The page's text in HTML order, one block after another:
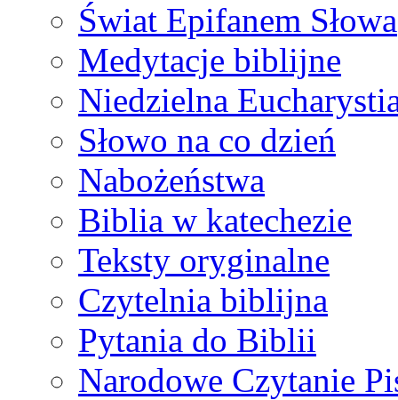
Świat Epifanem Słowa
Medytacje biblijne
Niedzielna
Słowo na co dzień
Nabożeństwa
Biblia w katechezie
Teksty oryginalne
Czytelnia biblijna
Pytania do Biblii
Narodowe Czytanie